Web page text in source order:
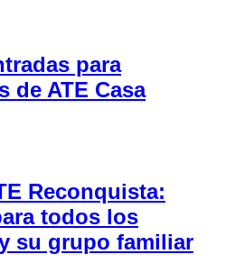
para
de ATE Casa
Reconquista:
todos los
su grupo familiar